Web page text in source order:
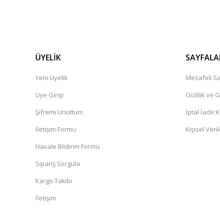
ÜYELİK
Yeni Üyelik
Üye Girişi
Şifremi Unuttum
İletişim Formu
Havale Bildirim Formu
Sipariş Sorgula
Kargo Takibi
İletişim
Mesafeli
Gizlilik ve
İptal İade
Kişisel